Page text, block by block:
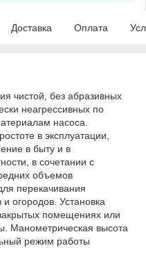
Доставка Оплата
чистой, без абразивных
неагрессивных по
насоса.
в эксплуатации,
в быту и в
в сочетании с
объемов
перекачивания
огородов. Установка
помещениях или
Манометрическая высота
режим работы